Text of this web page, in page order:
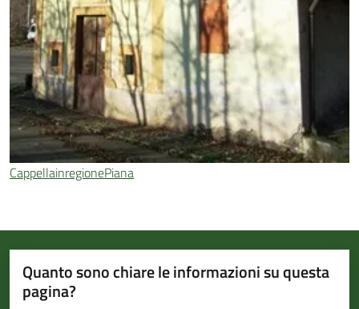
CappellainregionePiana
Quanto sono chiare le informazioni su questa
pagina?